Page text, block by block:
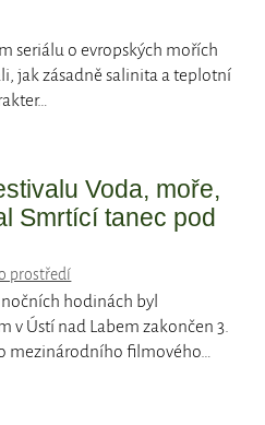
seriálu o evropských mořích
jak zásadně salinita a teplotní
Voda, moře,
Smrtící tanec pod
prostředí
nočních hodinách byl
v Ústí nad Labem zakončen 3.
mezinárodního filmového…